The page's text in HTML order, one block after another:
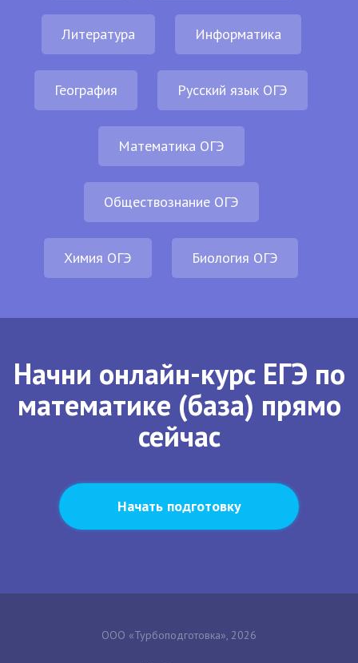
Литература Информатика
География Русский язык ОГЭ
Математика ОГЭ
Обществознание ОГЭ
Химия ОГЭ Биология ОГЭ
Начни онлайн-курс ЕГЭ по
математике (база) прямо
сейчас
Начать подготовку
ООО «Турбоподготовка», 2026